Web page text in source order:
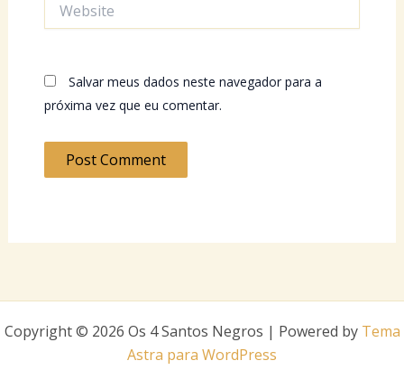
Salvar meus dados neste navegador para a
próxima vez que eu comentar.
Copyright © 2026 Os 4 Santos Negros | Powered by Tema
Astra para WordPress